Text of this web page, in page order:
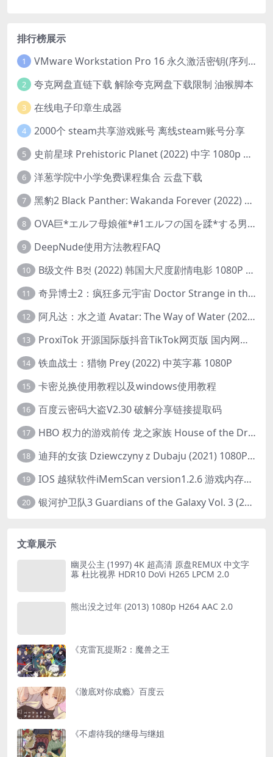
排行榜展示
1 VMware Workstation Pro 16 永久激活密钥(序列号)
2 夸克网盘直链下载 解除夸克网盘下载限制 油猴脚本
3 在线电子印章生成器
4 2000个 steam共享游戏账号 离线steam账号分享
5 史前星球 Prehistoric Planet (2022) 中字 1080p 高清 阿里云盘 2022.5.27已更新全集
6 洋葱学院中小学免费课程集合 云盘下载
7 黑豹2 Black Panther: Wakanda Forever (2022) 高清版
8 OVA巨*エルフ母娘催*#1エルフの国を蹂*する男。汚された女王と姫
9 DeepNude使用方法教程FAQ
10 B级文件 B컷 (2022) 韩国大尺度剧情电影 1080P 中字
11 奇异博士2：疯狂多元宇宙 Doctor Strange in the Multiverse of Madness (2022) 高清版1080p
12 阿凡达：水之道 Avatar: The Way of Water (2022) 1080p 2k 4k 中文字幕
13 ProxiTok 开源国际版抖音TikTok网页版 国内网络直连
14 铁血战士：猎物 Prey (2022) 中英字幕 1080P
15 卡密兑换使用教程以及windows使用教程
16 百度云密码大盗V2.30 破解分享链接提取码
17 HBO 权力的游戏前传 龙之家族 House of the Dragon (2022) 中字 1080P 更新4集
18 迪拜的女孩 Dziewczyny z Dubaju (2021) 1080P 中字
19 IOS 越狱软件iMemScan version1.2.6 游戏内存修改器
20 银河护卫队3 Guardians of the Galaxy Vol. 3 (2023)4K高清资源1080p只分享精品
文章展示
幽灵公主 (1997) 4K 超高清 原盘REMUX 中文字
幕 杜比视界 HDR10 DoVi H265 LPCM 2.0
熊出没之过年 (2013) 1080p H264 AAC 2.0
《克雷瓦提斯2：魔兽之王
《澈底对你成瘾》百度云
《不虐待我的继母与继姐